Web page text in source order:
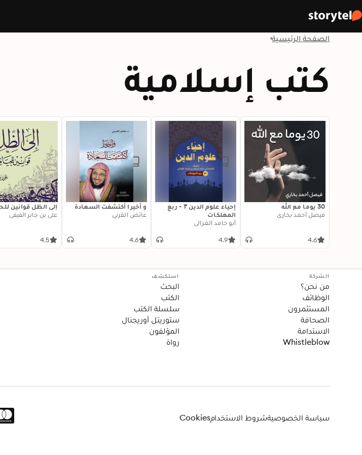
الصفحة الرئيسية
كتب إسلامية
30 يوما مع الله
فيصل أحمد بخاري
4.6
إحياء علوم الدين ۳ - ربع
المهلكات
أبو حامد الغزالي
4.9
و أخيرا أكتشفت السعادة
عائض القرني
4.6
إلى الظل قوانين
علي بن جابر الفيفي
4.5
الشركة
من نحن؟
الوظائف
المستثمرون
الصحافة
الاستدامة
Whistleblow
استكشف
البحث
الكتب
سلسلة الكتب
ستوريتل أوريجنال
المؤلفون
رواة
سياسة الخصوصيةشروط الاستخدامCookies